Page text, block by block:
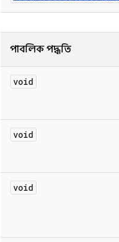
পাবলিক পদ্ধতি
void
void
void